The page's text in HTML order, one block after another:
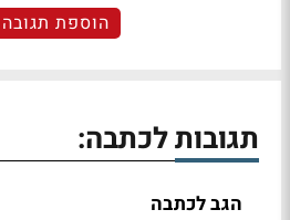
הוספת תגובה
תגובות לכתבה:
הגב לכתבה